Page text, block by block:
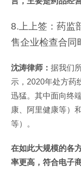
8.上上签：药监
售企业检查合同
沈涛律师：据我们
示，2020年处方药
迅猛。其中面向终
康、阿里健康等）
等）。
在如此大规模的各
率更高，符合电子